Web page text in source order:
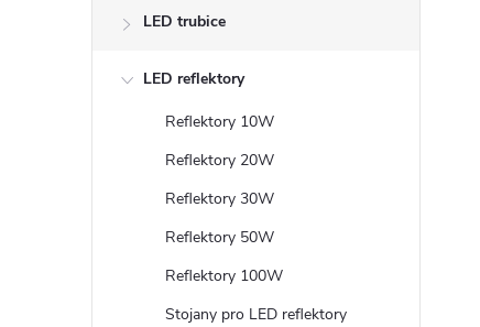
LED trubice
LED reflektory
Reflektory 10W
Reflektory 20W
Reflektory 30W
Reflektory 50W
Reflektory 100W
Stojany pro LED reflektory